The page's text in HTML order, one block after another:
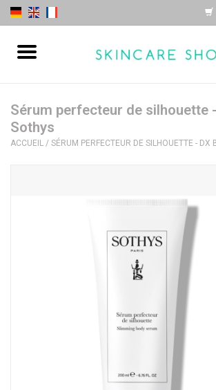
| Sothys |
| Lydia Daïnow |
Sérum perfecteur de silhouette
Sothys
ACCUEIL / SÉRUM PERFECTEUR DE SILHOUETTE - DX